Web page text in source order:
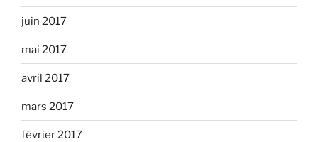
juin 2017
mai 2017
avril 2017
mars 2017
février 2017